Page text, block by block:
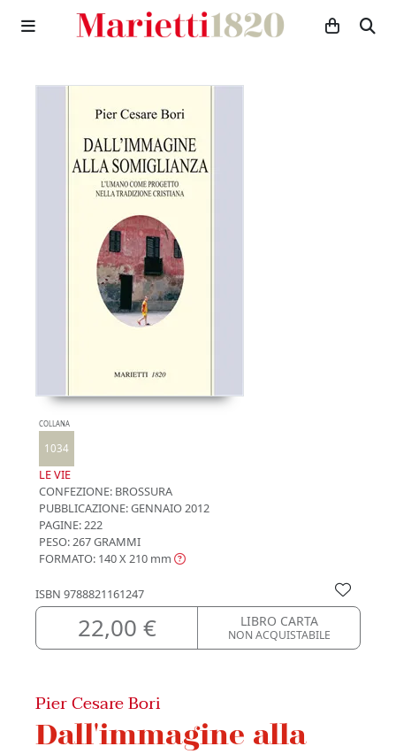
COLLANA
1034
LE VIE
CONFEZIONE: BROSSURA
PUBBLICAZIONE:GENNAIO 2012
PAGINE: 222
PESO: 267 GRAMMI
FORMATO: 140 X 210 mm
ISBN 9788821161247
22,00 € LIBRO CARTA
NON ACQUISTABILE
Pier Cesare Bori
Dall'immagine alla